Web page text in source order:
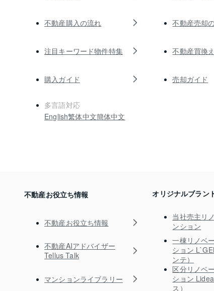
不動産購入の流れ
注目キーワード物件特集
購入ガイド
多言語対応
English繁体中文簡体中文
不動産売却
不動産買換
売却ガイド
不動産お役立ち情報
不動産お役立ち情報
不動産AIアドバイザー
Tellus Talk
マンションライブラリー
オリジナルブラン
当社売主リ
ンション
一棟リノベ
ション
ンテ）
区分リノベ
ション
ス）